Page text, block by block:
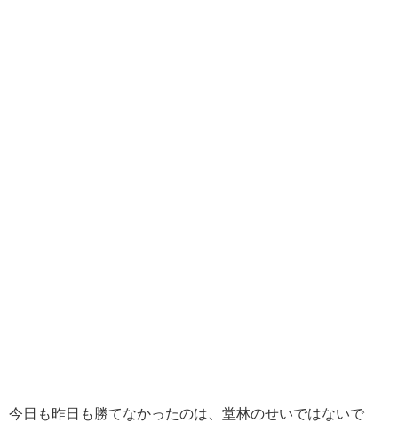
今日も昨日も勝てなかったのは、堂林のせいではないで